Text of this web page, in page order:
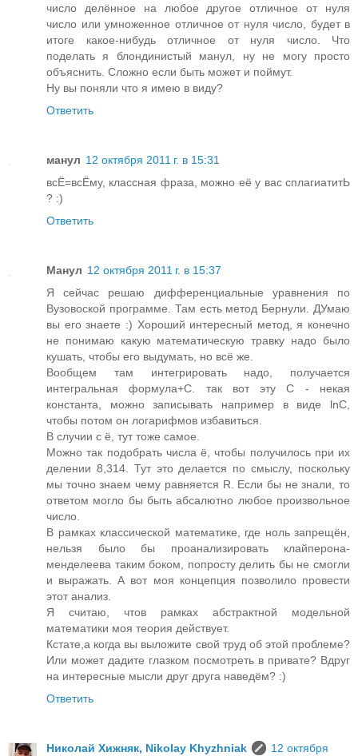
число делённое на любое другое отличное от нуля
число или умноженное отличное от нуля число, будет в
итоге какое-нибудь отличное от нуля число. Что
поделать я блондинистый манул, ну не могу просто
объяснить. Сложно если быть может и поймут.
Ну вы поняли что я имею в виду?
Ответить
манул 12 октября 2011 г. в 15:31
всЁ=всЁму, классная фраза, можно её у вас сплагиатитЬ
? :)
Ответить
Манул 12 октября 2011 г. в 15:37
Я сейчас решаю дифференциальные уравнения по
Вузовоской программе. Там есть метод Бернули. ДУмаю
вы его знаете :) Хороший интересный метод, я конечно
не понимаю какую математическую травку надо было
кушать, чтобы его выдумать, но всё же.
Вообщем там интегрировать надо, получается
интегральная формула+С. так вот эту С - некая
константа, можно записывать например в виде lnC,
чтобы потом он логарифмов избавиться.
В случии с ё, тут тоже самое.
Можно так подобрать числа ё, чтобы получилось при их
делении 8,314. Тут это делается по смыслу, поскольку
мы точно знаем чему равняется R. Если бы не знали, то
ответом могло бы быть абсалютно любое произвольное
число.
В рамках классической математике, где ноль запрещён,
нельзя было бы проанализировать клайперона-
менделеева таким боком, попросту делить бы не смогли
и выражать. А вот моя концепция позволило провести
этот анализ.
Я считаю, чтов рамках абстрактной модельной
математики моя теория действует.
Кстате,а когда вы выложите свой труд об этой проблеме?
Или может дадите глазком посмотреть в привате? Вдруг
на интересные мысли друг друга наведём? :)
Ответить
Николай Хижняк, Nikolay Khyzhniak 12 октября